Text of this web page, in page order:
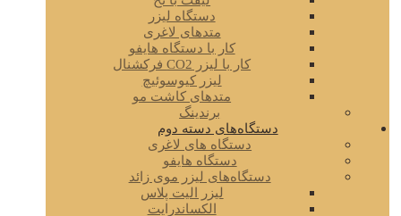
دستگاه لیزر
متدهای لاغری
کار با دستگاه هایفو
کار با لیزر CO2 فرکشنال
لیزر کیوسوئیچ
متدهای کاشت مو
برندینگ
دستگاه‌های دسته دوم
دستگاه های لاغری
دستگاه هایفو
دستگاه‌های لیزر موی زائد
لیزر الیت پلاس
الکساندرایت